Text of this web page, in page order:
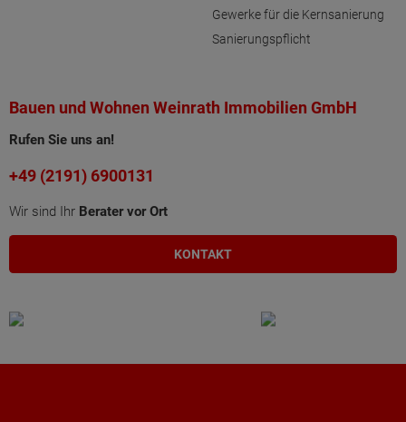
Gewerke für die Kernsanierung
Sanierungspflicht
Bauen und Wohnen Weinrath Immobilien GmbH
Rufen Sie uns an!
+49 (2191) 6900131
Wir sind Ihr Berater vor Ort
KONTAKT